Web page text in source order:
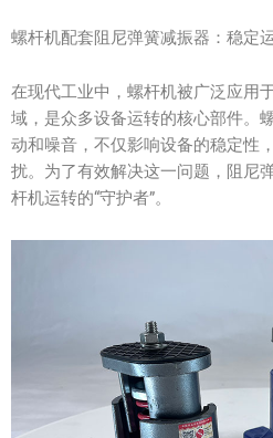
螺杆机配套阻尼弹簧减振器：稳定
在现代工业中，螺杆机被广泛应用
域，是众多设备运转的核心部件。
动和噪音，不仅影响设备的稳定性
扰。为了有效解决这一问题，阻尼
杆机运转的“守护者”。